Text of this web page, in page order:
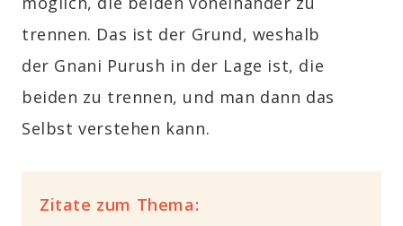
trennen. Das ist der Grund, weshalb
der Gnani Purush in der Lage ist, die
beiden zu trennen, und man dann das
Selbst verstehen kann.
Zitate zum Thema: